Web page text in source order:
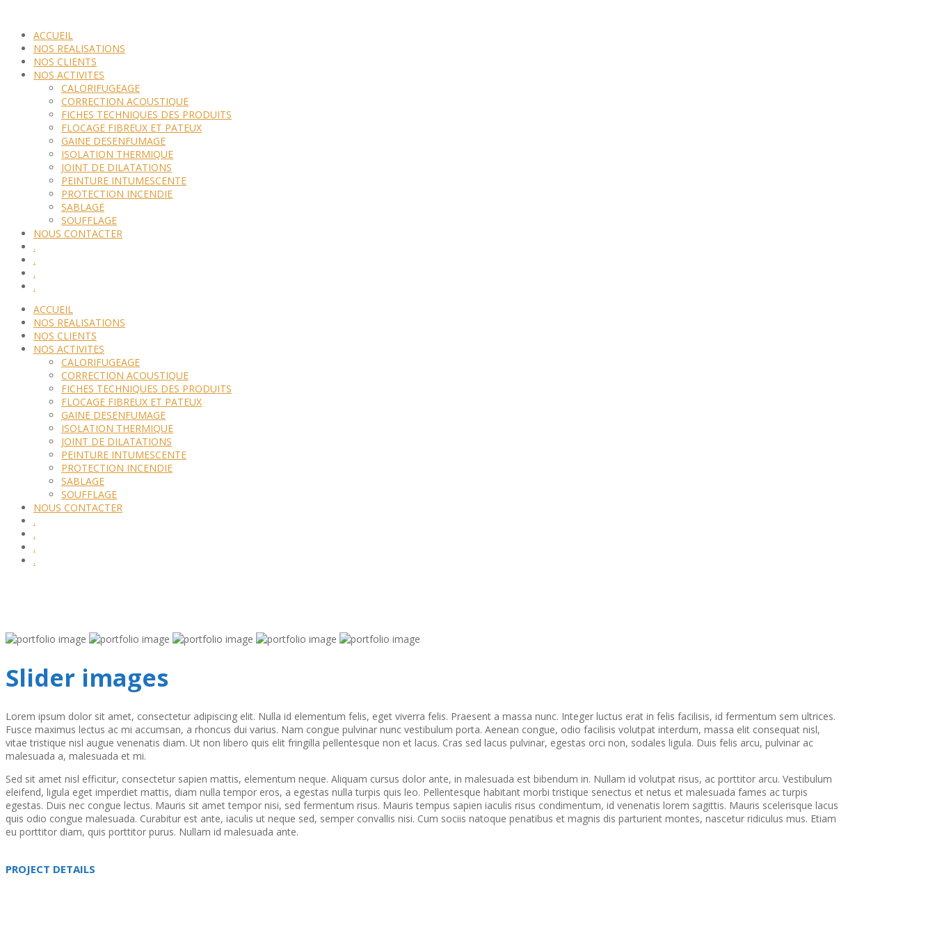
ACCUEIL
NOS REALISATIONS
NOS CLIENTS
NOS ACTIVITES
CALORIFUGEAGE
CORRECTION ACOUSTIQUE
FICHES TECHNIQUES DES PRODUITS
FLOCAGE FIBREUX ET PATEUX
GAINE DESENFUMAGE
ISOLATION THERMIQUE
JOINT DE DILATATIONS
PEINTURE INTUMESCENTE
PROTECTION INCENDIE
SABLAGE
SOUFFLAGE
NOUS CONTACTER
.
.
.
.
ACCUEIL
NOS REALISATIONS
NOS CLIENTS
NOS ACTIVITES
CALORIFUGEAGE
CORRECTION ACOUSTIQUE
FICHES TECHNIQUES DES PRODUITS
FLOCAGE FIBREUX ET PATEUX
GAINE DESENFUMAGE
ISOLATION THERMIQUE
JOINT DE DILATATIONS
PEINTURE INTUMESCENTE
PROTECTION INCENDIE
SABLAGE
SOUFFLAGE
NOUS CONTACTER
.
.
.
.
Slider images
Lorem ipsum dolor sit amet, consectetur adipiscing elit. Nulla id elementum felis, eget viverra felis. Praesent a massa nunc. Integer luctus erat in felis facilisis, id fermentum sem ultrices.
Fusce maximus lectus ac mi accumsan, a rhoncus dui varius. Nam congue pulvinar nunc vestibulum porta. Aenean congue, odio facilisis volutpat interdum, massa elit consequat nisl,
vitae tristique nisl augue venenatis diam. Ut non libero quis elit fringilla pellentesque non et lacus. Cras sed lacus pulvinar, egestas orci non, sodales ligula. Duis felis arcu, pulvinar ac
malesuada a, malesuada et mi.
Sed sit amet nisl efficitur, consectetur sapien mattis, elementum neque. Aliquam cursus dolor ante, in malesuada est bibendum in. Nullam id volutpat risus, ac porttitor arcu. Vestibulum
eleifend, ligula eget imperdiet mattis, diam nulla tempor eros, a egestas nulla turpis quis leo. Pellentesque habitant morbi tristique senectus et netus et malesuada fames ac turpis
egestas. Duis nec congue lectus. Mauris sit amet tempor nisi, sed fermentum risus. Mauris tempus sapien iaculis risus condimentum, id venenatis lorem sagittis. Mauris scelerisque lacus
quis odio congue malesuada. Curabitur est ante, iaculis ut neque sed, semper convallis nisi. Cum sociis natoque penatibus et magnis dis parturient montes, nascetur ridiculus mus. Etiam
eu porttitor diam, quis porttitor purus. Nullam id malesuada ante.
PROJECT DETAILS